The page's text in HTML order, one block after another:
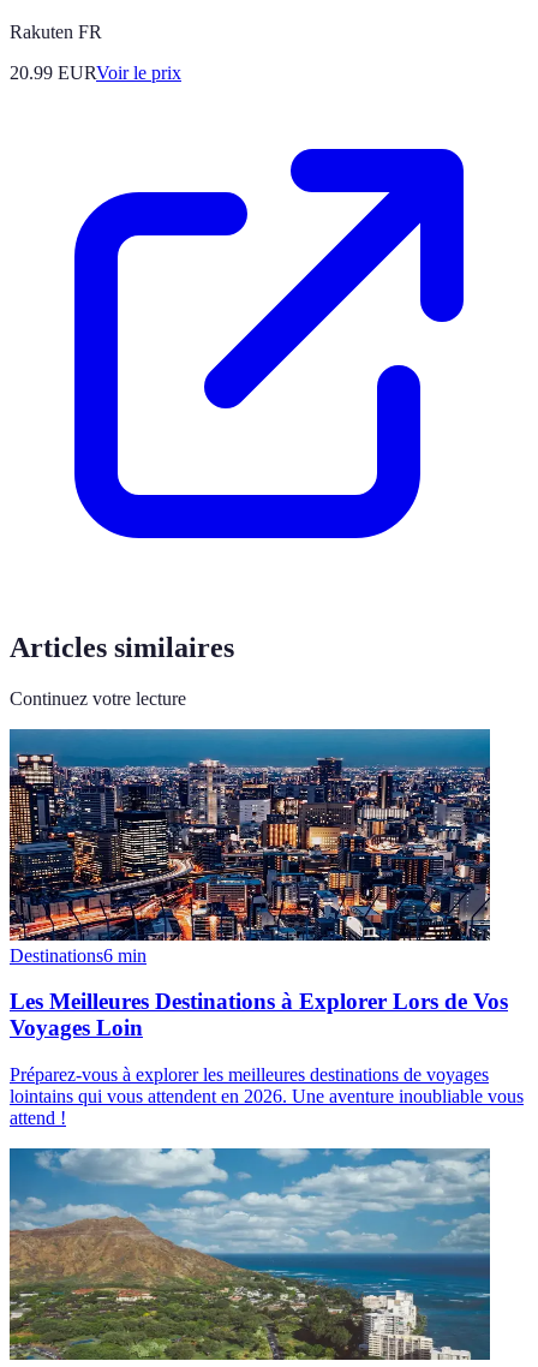
Rakuten FR
20.99 EURVoir le prix
Articles similaires
Continuez votre lecture
Destinations6 min
Les Meilleures Destinations à Explorer Lors de Vos
Voyages Loin
Préparez-vous à explorer les meilleures destinations de voyages
lointains qui vous attendent en 2026. Une aventure inoubliable vous
attend !